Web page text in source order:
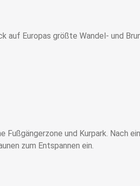
auf Europas größte Wandel- und
und Kurpark. Nach
zum Entspannen ein.